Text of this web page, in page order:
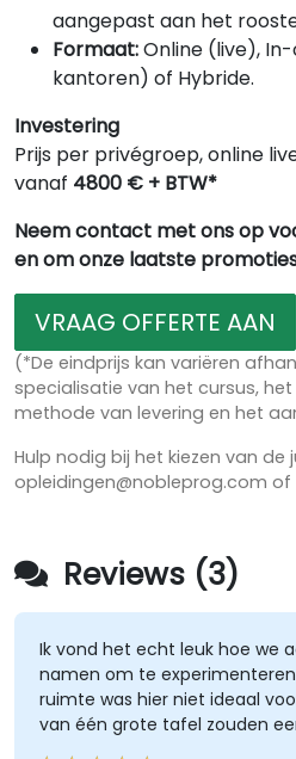
aangepast aan het
Formaat:Online (live),
kantoren) of Hybride.
Investering
Prijs per privégroep, online
vanaf 4800 € + BTW*
Neem contact met ons op
en om onze laatste
VRAAG OFFERTE AAN
(*De eindprijs kan variëren
specialisatie van het cursus,
methode van levering en het
Hulp nodig bij het kiezen van de
opleidingen@nobleprog.com of
Reviews (3)
Ik vond het echt leuk hoe we
namen om te experimenteren
ruimte was hier niet ideaal
van één grote tafel zouden
handig geweest zijn, zodat we